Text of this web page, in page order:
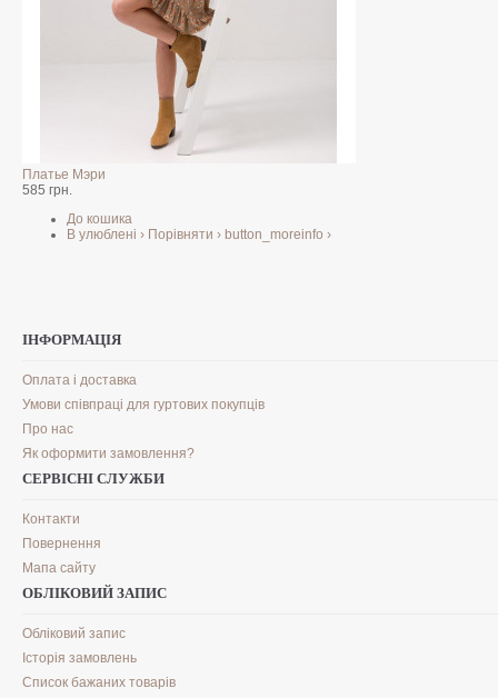
Ширина по линии бедер 58см.
Рост модели 172см.Размер S.
Платье Мэри
585 грн.
До кошика
В улюблені › Порівняти › button_moreinfo ›
ІНФОРМАЦІЯ
Оплата і доставка
Умови співпраці для гуртових покупців
Про нас
Як оформити замовлення?
СЕРВІСНІ СЛУЖБИ
Контакти
Повернення
Мапа сайту
ОБЛІКОВИЙ ЗАПИС
Обліковий запис
Історія замовлень
Список бажаних товарів